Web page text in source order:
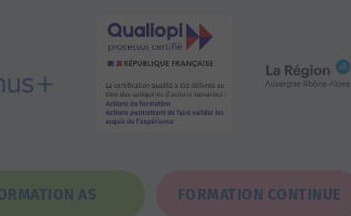
AS FORMATION CONTINUE